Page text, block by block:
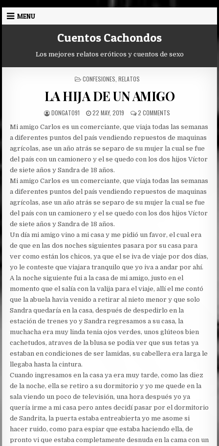
Skip
MENU
Cuentos Cachondos
Los mejores relatos eróticos y cuentos de sexo
POSTED
CONFESIONES RELATOS
LA HIJA DE UN AMIGO
AUTHOR:
DONGATO91
PUBLISHED
22 MAY, 2019 2 COMMENTS
HIJA
DE
UN
Mi amigo Carlos es un comerciante, que viaja todas las semanas
a diferentes puntos del país vendiendo repuestos de maquinas
agrícolas, ase un año atrás se separo de su mujer la cual se fue
del país con un camionero y el se quedo con los dos hijos Víctor
de siete años y Sandra de 18 años.
Mi amigo Carlos es un comerciante, que viaja todas las semanas
a diferentes puntos del país vendiendo repuestos de maquinas
agrícolas, ase un año atrás se separo de su mujer la cual se fue
del país con un camionero y el se quedo con los dos hijos Víctor
de siete años y Sandra de 18 años.
Un día mi amigo vino a mi casa y me pidió un favor, el cual era
de que en las dos noches siguientes pasara por su casa para
ver como están los chicos, ya que el se iva de viaje por dos días,
yo le conteste que viajara tranquilo que yo iva a andar por ahí.
A la noche siguiente fui a la casa de mi amigo, justo en el
momento que el salía con la valija para el viaje, allí el me contó
que la abuela havia venido a retirar al nieto menor y que solo
Sandra quedaría en la casa, después de despedirlo en la
estación de trenes yo y Sandra regresamos a su casa, la
muchacha era muy linda tenia ojos verdes, unos glúteos bien
cachetudos, atraves de la blusa se podía ver que sus tetas ya
estaban en condiciones de ser lamidas, su cabellera era larga le
llegaba hasta la cintura.
Cuando ingresamos en la casa ya era muy tarde, como las diez
de la noche, ella se retiro a su dormitorio y yo me quede en la
sala viendo un poco de televisión, una hora después yo ya
quería irme a mi casa pero antes decidí pasar por el dormitorio
de Sandrita, la puerta estaba entreabierta yo me asome si
hacer ruido, como para espiar que estaba haciendo ella, de
pronto vi que estaba completamente desnuda en la cama con un